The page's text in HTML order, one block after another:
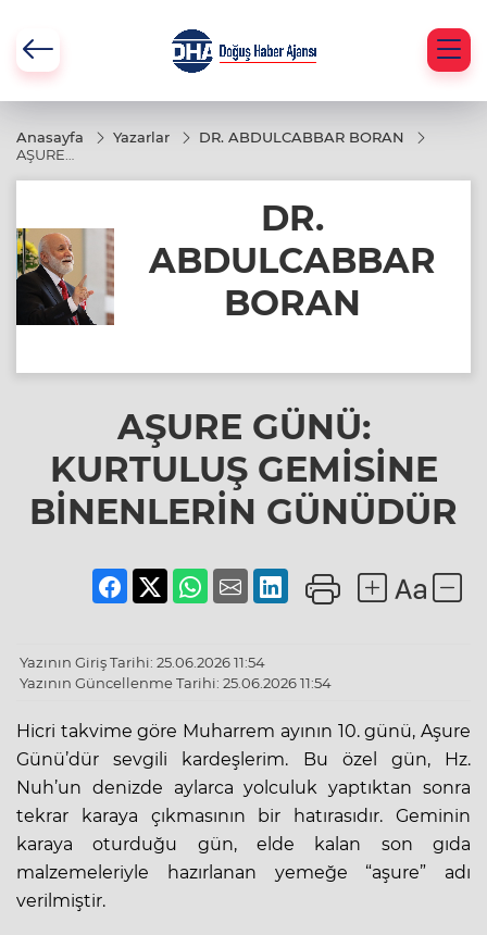
Anasayfa Yazarlar
DR. ABDULCABBAR BORAN
AŞURE
GÜNÜDÜR
DR.
ABDULCABBAR
BORAN
AŞURE GÜNÜ:
KURTULUŞ GEMİSİNE
BİNENLERİN GÜNÜDÜR
Yazının Giriş Tarihi: 25.06.2026 11:54
Yazının Güncellenme Tarihi: 25.06.2026 11:54
Hicri takvime göre Muharrem ayının 10. günü, Aşure
Günü’dür sevgili kardeşlerim. Bu özel gün, Hz.
Nuh’un denizde aylarca yolculuk yaptıktan sonra
tekrar karaya çıkmasının bir hatırasıdır. Geminin
karaya oturduğu gün, elde kalan son gıda
malzemeleriyle hazırlanan yemeğe “aşure” adı
verilmiştir.